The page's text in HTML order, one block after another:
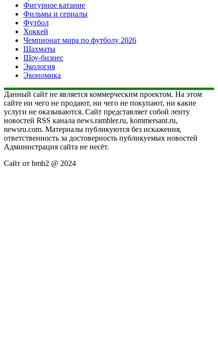
Фигурное катание
Фильмы и сериалы
Футбол
Хоккей
Чемпионат мира по футболу 2026
Шахматы
Шоу-бизнес
Экология
Экономика
Данный сайт не является коммерческим проектом. На этом
сайте ни чего не продают, ни чего не покупают, ни какие
услуги не оказываются. Сайт представляет собой ленту
новостей RSS канала news.rambler.ru, kommersant.ru,
newsru.com. Материалы публикуются без искажения,
ответственность за достоверность публикуемых новостей
Администрация сайта не несёт.
Сайт от bmb2 @ 2024